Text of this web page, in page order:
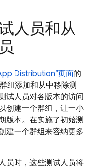
人员和从
Distribution”页面的
组添加和从中移除测
试人员对各版本的访问
创建一个群组，让一小
版本。在实施了初始测
建一个群组来容纳更多
员时，这些测试人员将